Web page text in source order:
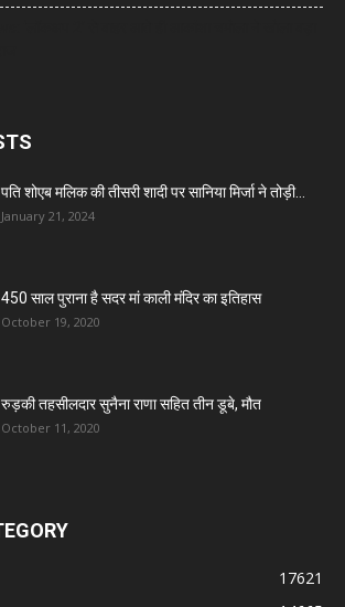
पति शोएब मलिक की तीसरी शादी पर सानिया मिर्जा ने तोड़ी...
January 21, 2024
450 साल पुराना है सदर मां काली मंदिर का इतिहास
October 19, 2020
रुड़की तहसीलदार सुनैना राणा सहित तीन डूबे, मौत
October 11, 2020
17621